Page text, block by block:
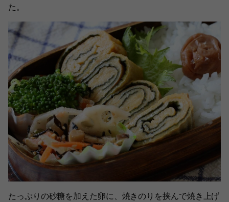
た。
たっぷりの砂糖を加えた卵に、焼きのりを挟んで焼き上げ